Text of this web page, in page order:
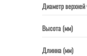
Диаметр
Высота (мм)
Длинна (мм)